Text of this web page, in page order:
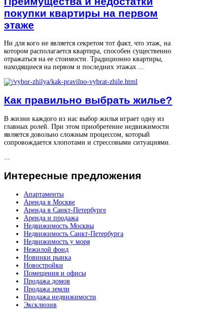
покупки квартиры на первом
этаже
Ни для кого не является секретом тот факт, что этаж, на
котором располагается квартира, способен существенно
отражаться на ее стоимости. Традиционно квартиры,
находящиеся на первом и последних этажах ...
Как правильно выбрать жилье?
В жизни каждого из нас выбор жилья играет одну из
главных ролей. При этом приобретение недвижимости
является довольно сложным процессом, который
сопровождается хлопотами и стрессовыми ситуациями.
Интересные предложения
Апартаменты
Аренда в Москве
Аренда в Санкт-Петербурге
Аренда и продажа
Недвижимость Москвы
Недвижимость Санкт-Петербурга
Недвижимость у моря
Нежилой фонд
Новинки рынка
Новостройки
Помещения и офисы
Продажа домов
Продажа земли
Продажа недвижимости
Эксклюзив